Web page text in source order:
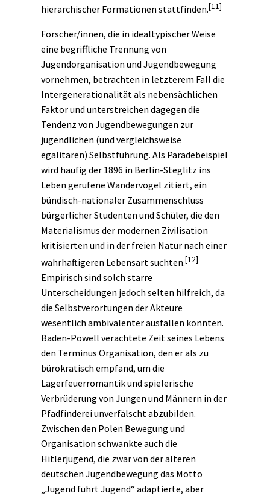
hierarchischer Formationen stattfinden.[11]
Forscher/innen, die in idealtypischer Weise
eine begriffliche Trennung von
Jugendorganisation und Jugendbewegung
vornehmen, betrachten in letzterem Fall die
Intergenerationalität als nebensächlichen
Faktor und unterstreichen dagegen die
Tendenz von Jugendbewegungen zur
jugendlichen (und vergleichsweise
egalitären) Selbstführung. Als Paradebeispiel
wird häufig der 1896 in Berlin-Steglitz ins
Leben gerufene Wandervogel zitiert, ein
bündisch-nationaler Zusammenschluss
bürgerlicherStudenten und Schüler, die den
Materialismus der modernen Zivilisation
kritisierten und in der freien Natur nach einer
wahrhaftigeren Lebensart suchten.[12]
Empirisch sind solch starre
Unterscheidungen jedoch selten hilfreich, da
die Selbstverortungen der Akteure
wesentlich ambivalenter ausfallen konnten.
Baden-Powell verachtete Zeit seines Lebens
den Terminus Organisation, den er als zu
bürokratisch empfand, um die
Lagerfeuerromantik und spielerische
Verbrüderung von Jungen und Männern in der
Pfadfinderei unverfälscht abzubilden.
Zwischen den Polen Bewegung und
Organisation schwankte auch die
Hitlerjugend, die zwar von der älteren
deutschen Jugendbewegung das Motto
„Jugend führt Jugend“ adaptierte, aber